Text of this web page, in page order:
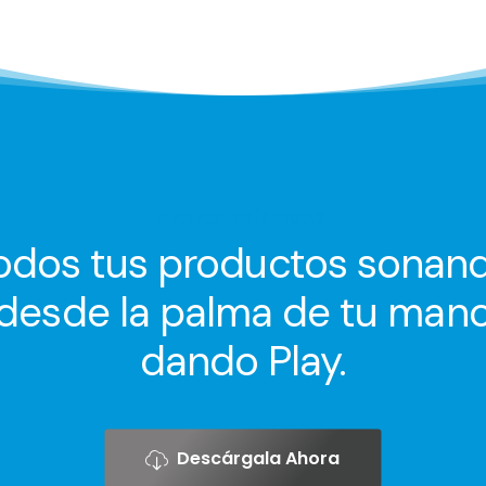
tus productos
la palma de tu
dando Play.
Descárgala Ahora